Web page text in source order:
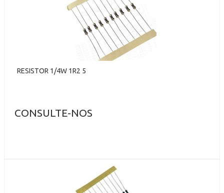
RESISTOR 1/4W 1R2 5
CONSULTE-NOS